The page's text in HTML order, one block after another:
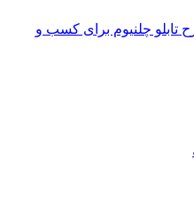
تابلو چلنیوم برای کسب و